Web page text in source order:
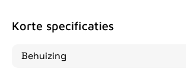
Korte specificaties
Behuizing